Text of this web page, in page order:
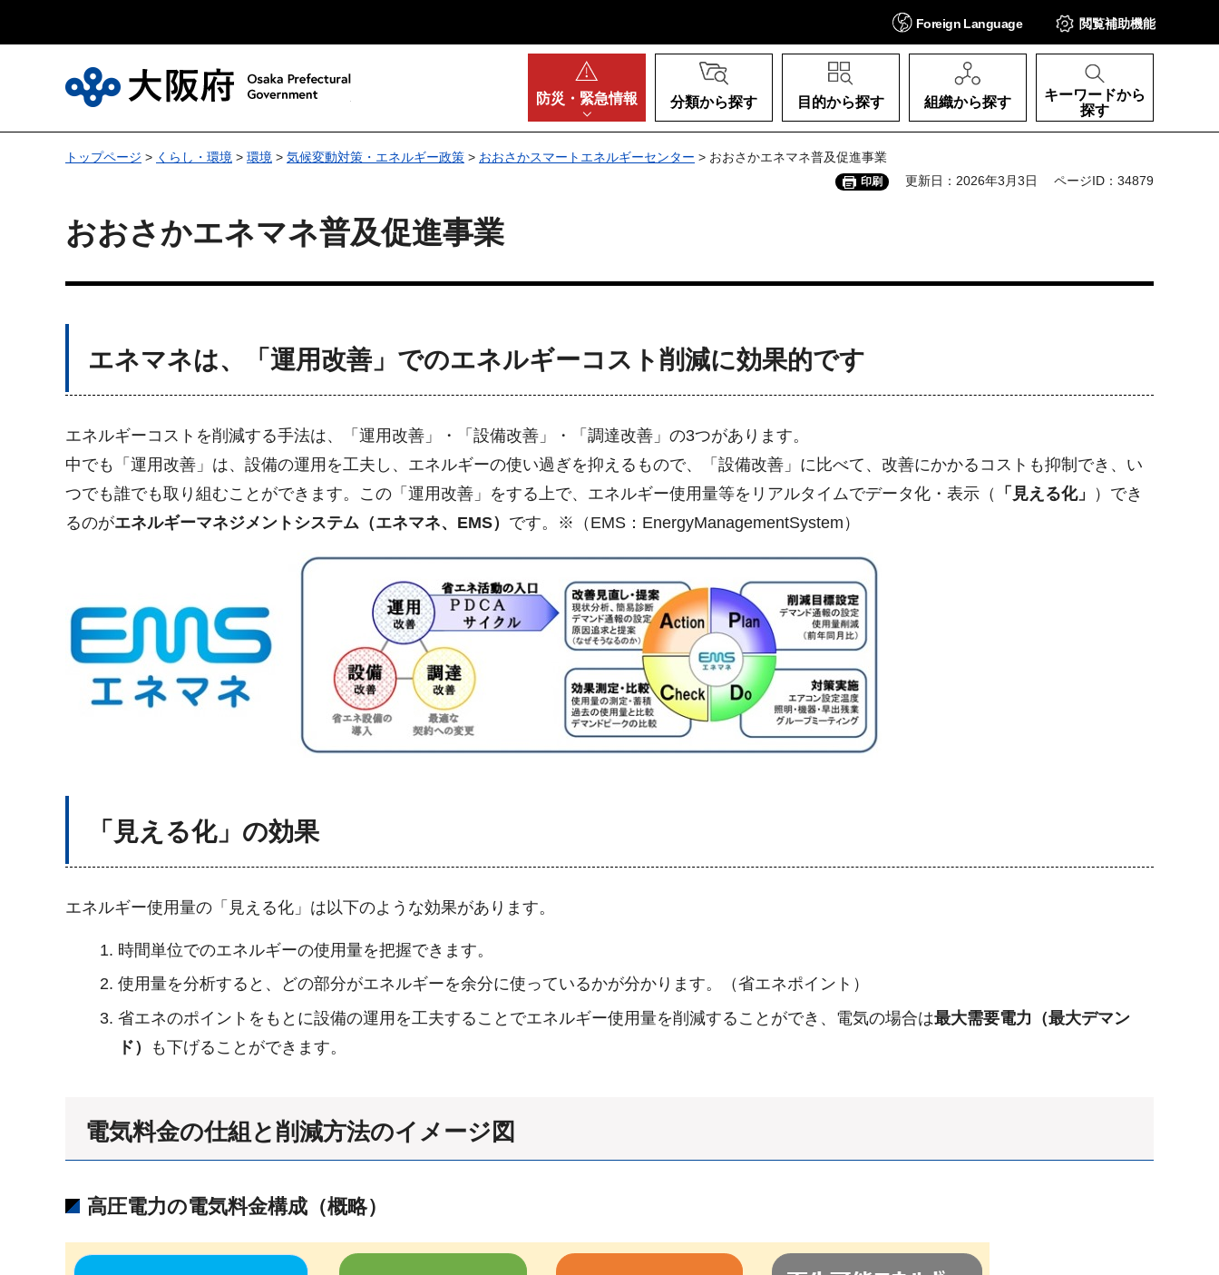
Foreign Language 閲覧補助機能
防災・ 緊急情報 分類から探す 目的から探す 組織から探す
キーワードから
探す
トップページ > くらし・環境 > 環境 > 気候変動対策・エネルギー政策 > おおさかスマートエネルギーセンター > おおさかエネマネ普及促進事業
印刷 更新日：2026年3月3日 ページID：34879
おおさかエネマネ普及促進事業
エネマネは、「運用改善」でのエネルギーコスト削減に効果的です
エネルギーコストを削減する手法は、「運用改善」・「設備改善」・「調達改善」の3つがあります。
中でも「運用改善」は、設備の運用を工夫し、エネルギーの使い過ぎを抑えるもので、「設備改善」に比べて、改善にかかるコストも抑制でき、い
つでも誰でも取り組むことができます。この「運用改善」をする上で、エネルギー使用量等をリアルタイムでデータ化・表示（
「見える化」
）でき
るのがエネルギーマネジメントシステム（エネマネ、EMS） です。※（EMS：EnergyManagementSystem）
「見える化」の効果
エネルギー使用量の「見える化」は以下のような効果があります。
時間単位でのエネルギーの使用量を把握できます。
使用量を分析すると、どの部分がエネルギーを余分に使っているかが分かります。（省エネポイント）
省エネのポイントをもとに設備の運用を工夫することでエネルギー使用量を削減することができ、電気の場合は最大需要電力（最大デマン
ド）
も下げることができます。
電気料金の仕組と削減方法のイメージ図
高圧電力の電気料金構成（概略）